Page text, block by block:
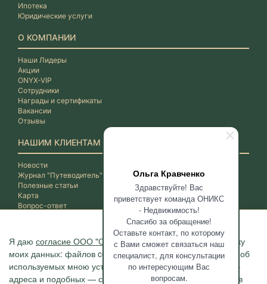
Ольга Кравченко
Здравствуйте! Вас
приветствует команда ОНИКС
- Недвижимость!
Спасибо за обращение!
Оставьте контакт, по которому
с Вами сможет связаться наш
специалист, для консультации
по интересующим Вас
вопросам.
Я даю согласие ООО "ОНИКС-Недвижимость"на обработку
моих данных: файлов cookie, сведений о моих действиях, об
используемых мною устройствах, даты и время сессии, IP-
адреса и подобных — с помощью метрических программ в
Ипотека
Юридические услуги
О КОМПАНИИ
Наши Лидеры
Акции
ONYX-VIP
Сотрудники
Награды и сертификаты
Вакансии
Отзывы
НАШИМ КЛИЕНТАМ
Новости
Журнал "Путеводитель"
Полезные статьи
Карта
Вопрос-ответ